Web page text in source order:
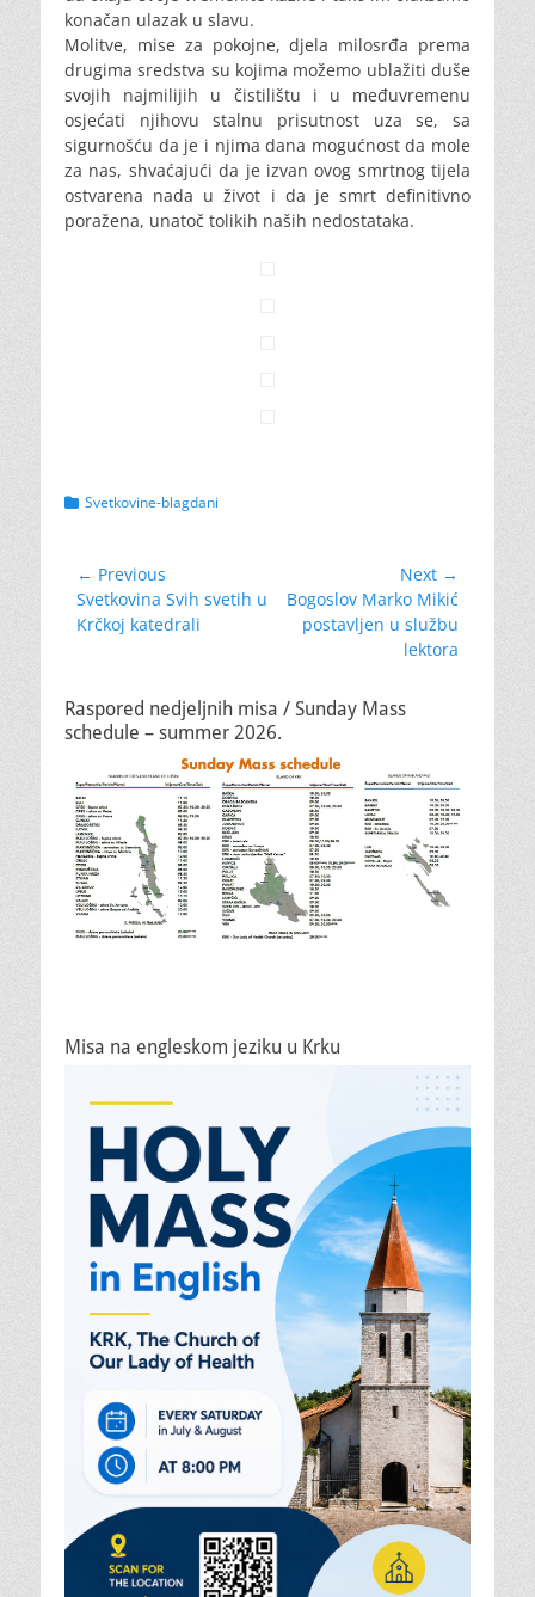
konačan ulazak u slavu.
Molitve, mise za pokojne, djela milosrđa prema
drugima sredstva su kojima možemo ublažiti duše
svojih najmilijih u čistilištu i u međuvremenu
osjećati njihovu stalnu prisutnost uza se, sa
sigurnošću da je i njima dana mogućnost da mole
za nas, shvaćajući da je izvan ovog smrtnog tijela
ostvarena nada u život i da je smrt definitivno
poražena, unatoč tolikih naših nedostataka.
Categories
Svetkovine-blagdani
Navigacija
objava
← Previous
Previous
post:
Svetkovina Svih svetih u
Krčkoj katedrali
Next →
Next
post:
Bogoslov Marko Mikić
postavljen u službu
lektora
Raspored nedjeljnih misa / Sunday Mass
schedule – summer 2026.
Misa na engleskom jeziku u Krku